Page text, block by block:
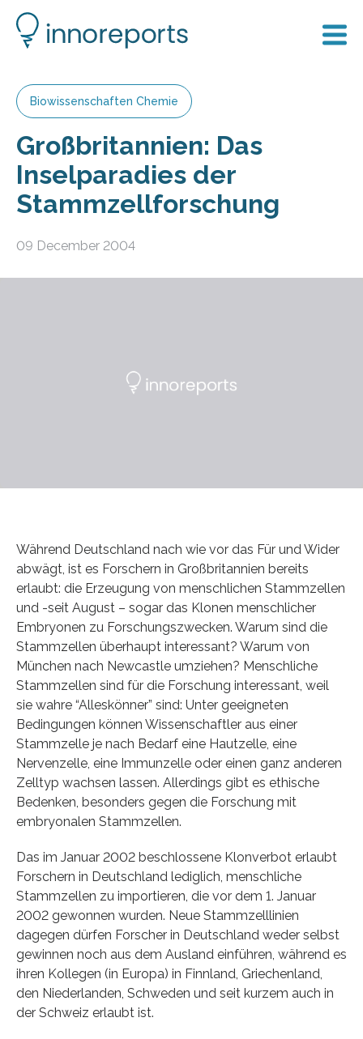
Biowissenschaften Chemie
Großbritannien: Das
Inselparadies der
Stammzellforschung
09 December 2004
Während Deutschland nach wie vor das Für und Wider
abwägt, ist es Forschern in Großbritannien bereits
erlaubt: die Erzeugung von menschlichen Stammzellen
und -seit August – sogar das Klonen menschlicher
Embryonen zu Forschungszwecken. Warum sind die
Stammzellen überhaupt interessant? Warum von
München nach Newcastle umziehen? Menschliche
Stammzellen sind für die Forschung interessant, weil
sie wahre “Alleskönner” sind: Unter geeigneten
Bedingungen können Wissenschaftler aus einer
Stammzelle je nach Bedarf eine Hautzelle, eine
Nervenzelle, eine Immunzelle oder einen ganz anderen
Zelltyp wachsen lassen. Allerdings gibt es ethische
Bedenken, besonders gegen die Forschung mit
embryonalen Stammzellen.
Das im Januar 2002 beschlossene Klonverbot erlaubt
Forschern in Deutschland lediglich, menschliche
Stammzellen zu importieren, die vor dem 1. Januar
2002 gewonnen wurden. Neue Stammzelllinien
dagegen dürfen Forscher in Deutschland weder selbst
gewinnen noch aus dem Ausland einführen, während es
ihren Kollegen (in Europa) in Finnland, Griechenland,
den Niederlanden, Schweden und seit kurzem auch in
der Schweiz erlaubt ist.